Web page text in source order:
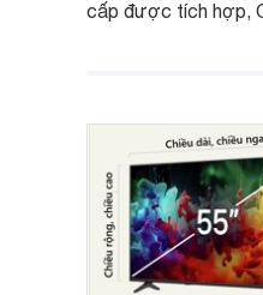
cấp được tích hợp,